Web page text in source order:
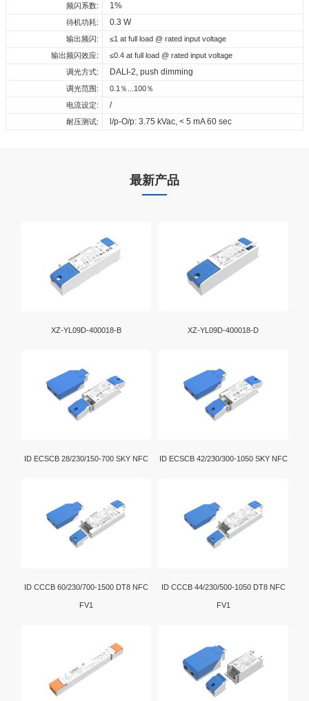
频闪系数:
1%
待机功耗: 0.3 W
输出频闪:
≤1 at full load @ rated input voltage
输出频闪效应:
≤0.4 at full load @ rated input voltage
调光方式:
DALI-2, push dimming
调光范围:
0.1％...100％
电流设定:
/
耐压测试: l/p-O/p: 3.75 kVac, < 5 mA 60 sec
下载
最新产品
XZ-YL09D-400018-B XZ-YL09D-400018-D
ID ECSCB 28/230/150-700 SKY NFC ID ECSCB 42/230/300-1050 SKY NFC
ID CCCB 60/230/700-1500 DT8 NFC
FV1
ID CCCB 44/230/500-1050 DT8 NFC
FV1